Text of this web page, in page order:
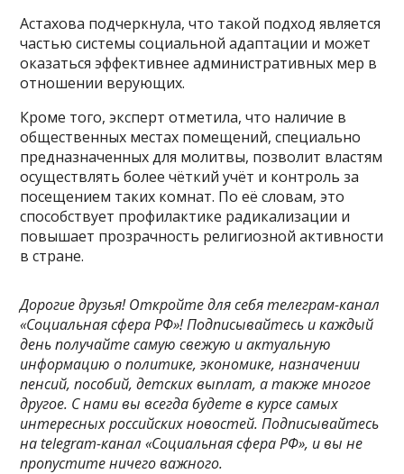
Астахова подчеркнула, что такой подход является
частью системы социальной адаптации и может
оказаться эффективнее административных мер в
отношении верующих.
Кроме того, эксперт отметила, что наличие в
общественных местах помещений, специально
предназначенных для молитвы, позволит властям
осуществлять более чёткий учёт и контроль за
посещением таких комнат. По её словам, это
способствует профилактике радикализации и
повышает прозрачность религиозной активности
в стране.
Дорогие друзья! Откройте для себя телеграм-канал
«Социальная сфера РФ»! Подписывайтесь и каждый
день получайте самую свежую и актуальную
информацию о политике, экономике, назначении
пенсий, пособий, детских выплат, а также многое
другое. С нами вы всегда будете в курсе самых
интересных российских новостей. Подписывайтесь
на telegram-канал «Социальная сфера РФ», и вы не
пропустите ничего важного.